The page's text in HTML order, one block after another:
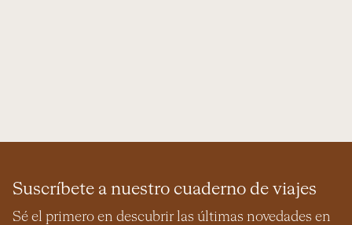
Suscríbete a nuestro cuaderno de viajes
Sé el primero en descubrir las últimas novedades en